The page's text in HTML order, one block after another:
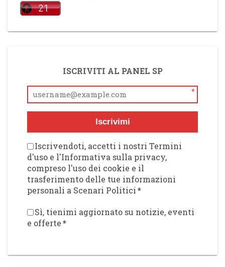
ISCRIVITI AL PANEL SP
*
Iscrivimi
Iscrivendoti, accetti i nostri Termini
d'uso e l'Informativa sulla privacy,
compreso l'uso dei cookie e il
trasferimento delle tue informazioni
personali a Scenari Politici*
Sì, tienimi aggiornato su notizie, eventi
e offerte*